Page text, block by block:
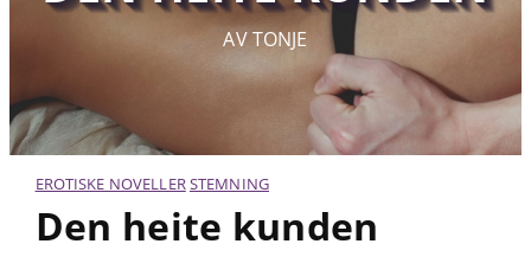
AV TONJE
EROTISKE NOVELLERSTEMNING
Den heite kunden